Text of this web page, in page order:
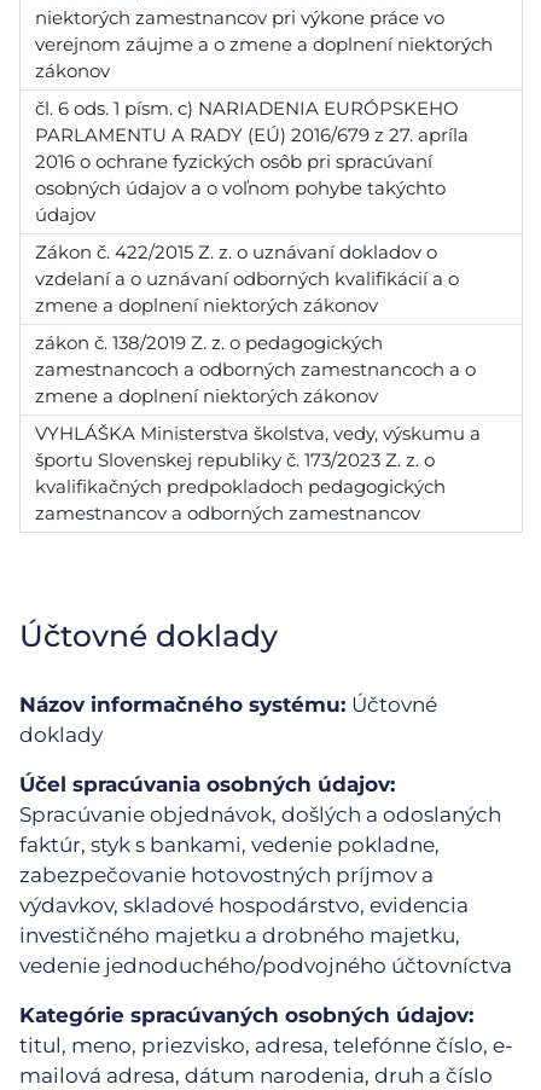
niektorých zamestnancov pri výkone práce vo
verejnom záujme a o zmene a doplnení niektorých
zákonov
čl. 6 ods. 1 písm. c) NARIADENIA EURÓPSKEHO
PARLAMENTU A RADY (EÚ) 2016/679 z 27. apríla
2016 o ochrane fyzických osôb pri spracúvaní
osobných údajov a o voľnom pohybe takýchto
údajov
Zákon č. 422/2015 Z. z. o uznávaní dokladov o
vzdelaní a o uznávaní odborných kvalifikácií a o
zmene a doplnení niektorých zákonov
zákon č. 138/2019 Z. z. o pedagogických
zamestnancoch a odborných zamestnancoch a o
zmene a doplnení niektorých zákonov
VYHLÁŠKA Ministerstva školstva, vedy, výskumu a
športu Slovenskej republiky č. 173/2023 Z. z. o
kvalifikačných predpokladoch pedagogických
zamestnancov a odborných zamestnancov
Účtovné doklady
Názov informačného systému: Účtovné
doklady
Účel spracúvania osobných údajov:
Spracúvanie objednávok, došlých a odoslaných
faktúr, styk s bankami, vedenie pokladne,
zabezpečovanie hotovostných príjmov a
výdavkov, skladové hospodárstvo, evidencia
investičného majetku a drobného majetku,
vedenie jednoduchého/podvojného účtovníctva
Kategórie spracúvaných osobných údajov:
titul, meno, priezvisko, adresa, telefónne číslo, e-
mailová adresa, dátum narodenia, druh a číslo